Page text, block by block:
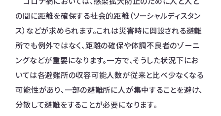
の間に距離を確保する社会的距離（ソーシャルディスタン
ス）などが求められます。これは災害時に開設される避難
所でも例外ではなく、距離の確保や体調不良者のゾーニ
ングなどが重要になります。一方で、そうした状況下にお
いては各避難所の収容可能人数が従来と比べ少なくなる
可能性があり、一部の避難所に人が集中することを避け、
分散して避難をすることが必要になります。